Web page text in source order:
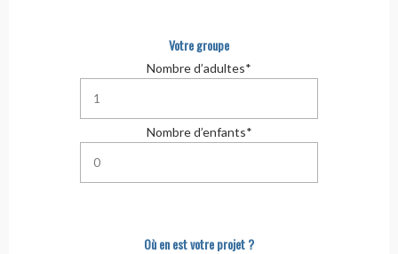
Votre groupe
Nombre d’adultes*
Nombre d’enfants*
Où en est votre projet ?